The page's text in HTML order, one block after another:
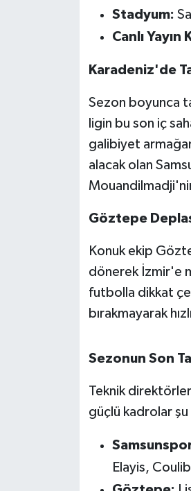
Stadyum:
Canlı Yayın
Karadeniz'de
Sezon boyunca
ligin bu son iç
galibiyet
alacak olan
Göztepe
Konuk ekip
dönerek İzmir'e
futbolla dikkat
bırakmayarak
Sezonun Son
Teknik
güçlü kadrolar
Elayis,
SÜRMANŞET
TARİHTE BUGÜN